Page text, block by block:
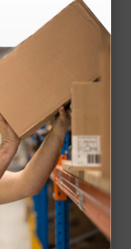
image et
des pansements
livraison, elle a